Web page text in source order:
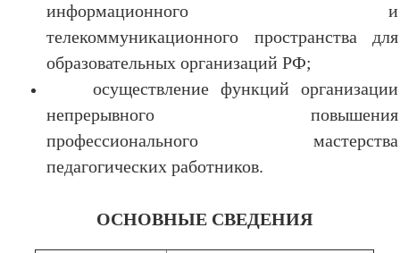
информационного и
телекоммуникационного пространства для
образовательных организаций РФ;
осуществление функций организации
непрерывного повышения
профессионального мастерства
педагогических работников.
ОСНОВНЫЕ СВЕДЕНИЯ